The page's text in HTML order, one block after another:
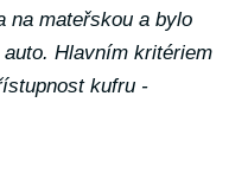
na mateřskou a bylo
Hlavním kritériem
kufru -